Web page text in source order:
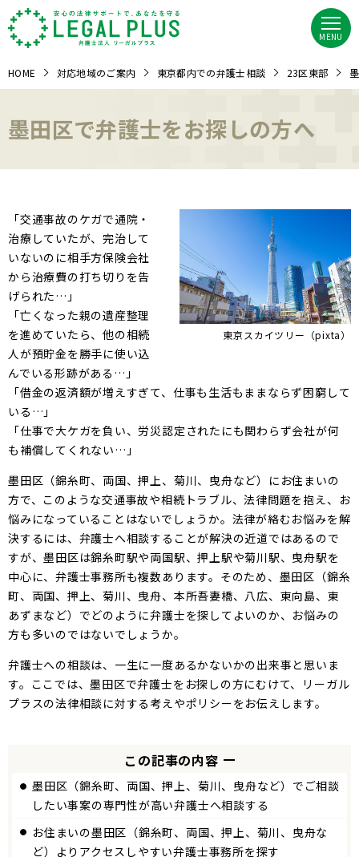
MENU
HOME 対応地域のご案内 東京都内での弁護士相談 23区東部
墨田区で弁護士をお探しの方へ
東京スカイツリー（pixta）
「交通事故のケガで通院・
治療していたが、完治して
いないのに相手方保険会社
から治療費の打ち切りを告
げられた…」
「亡くなった親の遺産整理
を進めていたら、他の相続
人が預貯金を勝手に使い込
んでいる形跡がある…」
「借金の返済額が増えすぎて、仕事も生活もままならず困窮して
いる…」
「仕事で大ケガを負い、労災認定されたにも関わらず会社が何
も補償してくれない…」
墨田区（錦糸町、両国、押上、菊川、曳舟など）にお住まいの
方で、このような交通事故や相続トラブル、法律問題を抱え、お
悩みになっていることはないでしょうか。法律が絡むお悩みを解
決するには、弁護士へ相談することが解決の近道ではあるので
すが、墨田区は錦糸町駅や両国駅、押上駅や菊川駅、曳舟駅を
中心に、弁護士事務所も複数あります。そのため、墨田区（錦糸
町、両国、押上、菊川、曳舟、本所吾妻橋、八広、東向島、東
あずまなど）でどのように弁護士を探してよいのか、お悩みの
方も多いのではないでしょうか。
弁護士への相談は、一生に一度あるかないかの出来事と思いま
す。ここでは、墨田区で弁護士をお探しの方にむけて、リーガル
プラスの法律相談に対する考えやポリシーをお伝えします。
この記事の内容
墨田区（錦糸町、両国、押上、菊川、曳舟など）でご相談
したい事案の専門性が高い弁護士へ相談する
お住まいの墨田区（錦糸町、両国、押上、菊川、曳舟な
ど）よりアクセスしやすい弁護士事務所を探す